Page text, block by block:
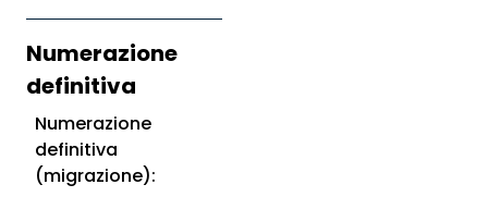
Numerazione
definitiva
Numerazione
definitiva
(migrazione):